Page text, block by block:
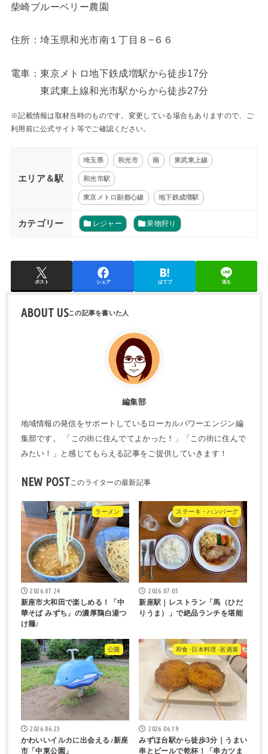
柴崎ブルーベリー農園
住所：埼玉県和光市南１丁目８−６６
電車：東京メトロ地下鉄成増駅から徒歩17分
東武東上線和光市駅からから徒歩27分
※記載情報は取材当時のものです。変更している場合もありますので、ご
利用前に公式サイト等でご確認ください。
エリア＆駅
埼玉県 和光市 南 東武東上線
和光市駅
東京メトロ副都心線 地下鉄成増駅
カテゴリー レジャー 果物狩り
ポスト シェア はてブ 送る
ABOUT US
編集部
地域情報の発信をサポートしているローカルパワーエンジン編
集部です。 「この街に住んでてよかった！」「この街に住んで
みたい！」と感じてもらえる記事をご提供していきます！
NEW POST
ラーメン
2026.07.24
新座市大和田で楽しめる！「中
華そば みずち」の濃厚鶏白湯つ
け麺♪
ステーキ・ハンバーグ
2026.07.05
新座駅｜レストラン「馬（ひだ
りうま）」で絶品ランチを堪能
公園
2026.06.23
かわいいイルカに出会える♪新座
市「中東公園」
和食･日本料理･居酒屋
2026.06.19
みずほ台駅から徒歩3分｜うまい
串とビールで乾杯！「串カツま